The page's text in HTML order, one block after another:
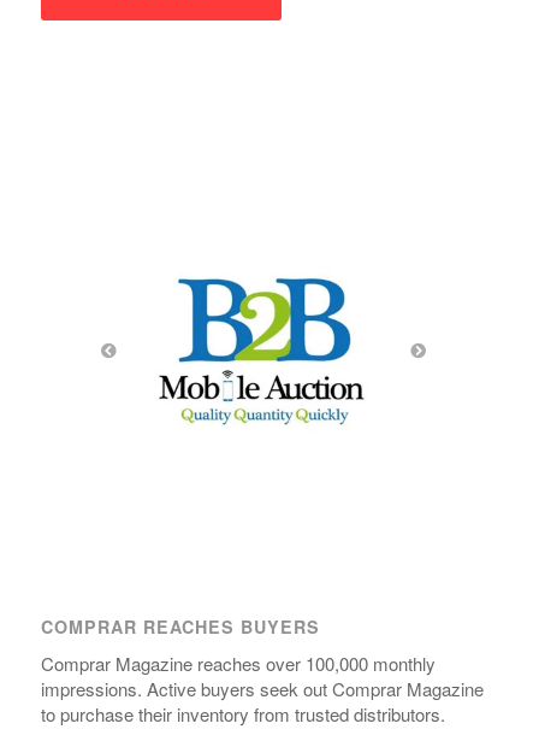
COMPRAR REACHES BUYERS
Comprar Magazine reaches over 100,000 monthly
impressions. Active buyers seek out Comprar Magazine
to purchase their inventory from trusted distributors.